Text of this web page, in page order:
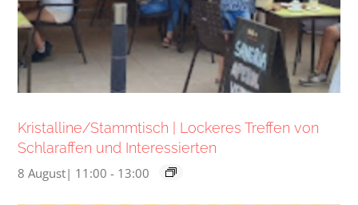
Kristalline/Stammtisch | Lockeres Treffen von
Schlaraffen und Interessierten
8 August| 11:00 - 13:00